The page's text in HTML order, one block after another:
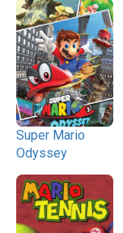
Super Mario
Odyssey